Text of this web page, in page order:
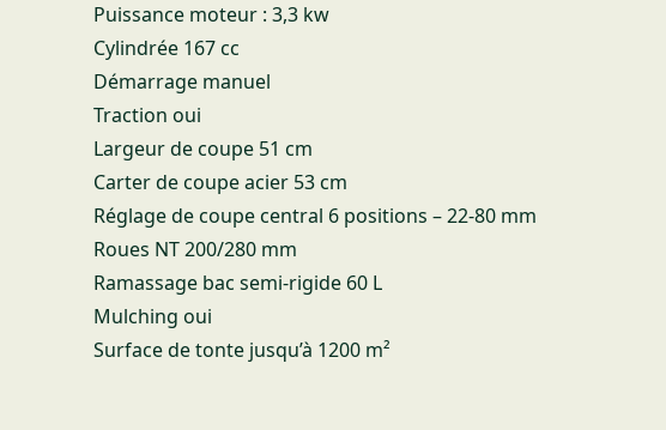
Puissance moteur : 3,3 kw
Cylindrée 167 cc
Démarrage manuel
Traction oui
Largeur de coupe 51 cm
Carter de coupe acier 53 cm
Réglage de coupe central 6 positions – 22-80 mm
Roues NT 200/280 mm
Ramassage bac semi-rigide 60 L
Mulching oui
Surface de tonte jusqu’à 1200 m²